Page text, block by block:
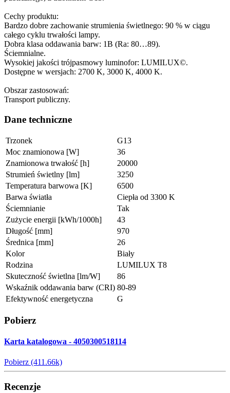
Cechy produktu:
Bardzo dobre zachowanie strumienia świetlnego: 90 % w ciągu
całego cyklu trwałości lampy.
Dobra klasa oddawania barw: 1B (Ra: 80…89).
Ściemnialne.
Wysokiej jakości trójpasmowy luminofor: LUMILUX©.
Dostępne w wersjach: 2700 K, 3000 K, 4000 K.
Obszar zastosowań:
Transport publiczny.
Dane techniczne
Trzonek
G13
Moc znamionowa [W]
36
Znamionowa trwałość [h]
20000
Strumień świetlny [lm]
3250
Temperatura barwowa [K]
6500
Barwa światła
Ciepła od 3300 K
Ściemnianie
Tak
Zużycie energii [kWh/1000h]
43
Długość [mm]
970
Średnica [mm]
26
Kolor
Biały
Rodzina
LUMILUX T8
Skuteczność świetlna [lm/W]
86
Wskaźnik oddawania barw (CRI) 80-89
Efektywność energetyczna
G
Pobierz
Karta katalogowa - 4050300518114
Pobierz (411.66k)
Recenzje